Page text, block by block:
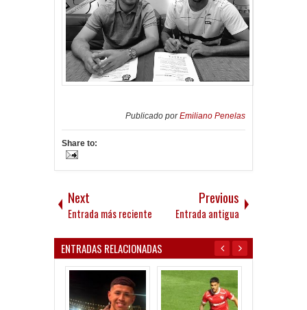
Publicado porEmiliano Penelas
Share to:
Next
Entrada más reciente
Previous
Entrada antigua
ENTRADAS RELACIONADAS